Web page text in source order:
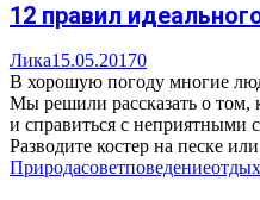
12 правил
Лика15.05.20170
В хорошую погоду многие
Мы решили рассказать о том,
и справиться с неприятными
Разводите костер на песке
Природасоветповедениеотдых